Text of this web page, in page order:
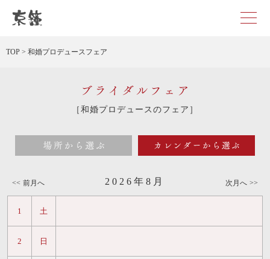
TOP > 和婚プロデュースフェア
［和婚プロデュースのフェア］
場所から選ぶ カレン
前月へ 2026年8月 次月へ
土
1
日
2